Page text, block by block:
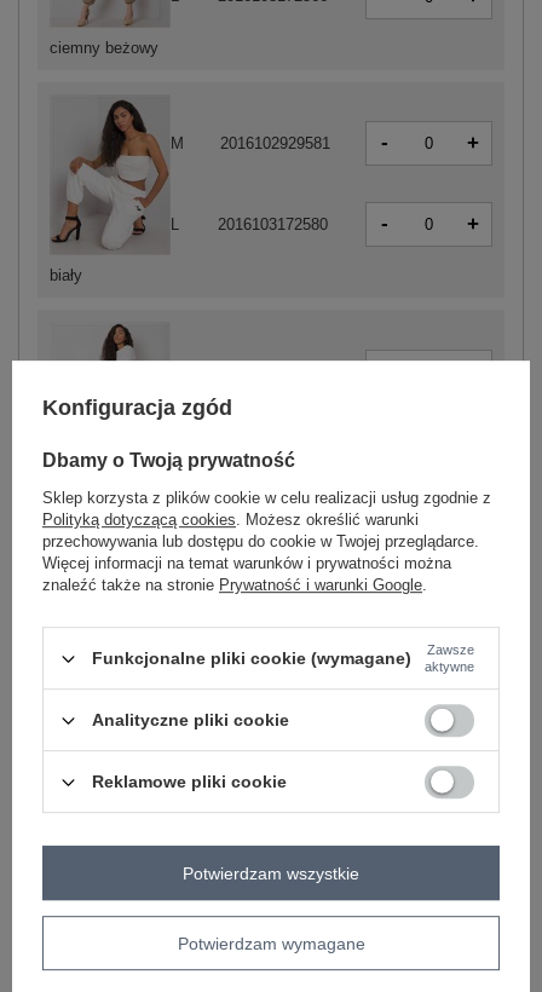
biały
M 2016102929581 - +
2016103172580 - +
szary
L 2016103172573
ciemny beżowy
ZALOGUJ SIĘ I ZOBACZ CENĘ
Masz pytanie? Chętnie pomożemy.
Zadzwoń+48 601 547 740 Zadaj pytanie
EX MODA
dominujący
casual sportowy
okazja
codzienne
długa
Konfiguracja zgód
Dbamy o Twoją prywatność
Sklep korzysta z plików cookie w celu realizacji usług zgodnie z
Polityką dotyczącą cookies. Możesz określić warunki
przechowywania lub dostępu do cookie w Twojej przeglądarce.
Więcej informacji na temat warunków i prywatności można
znaleźć także na stronie Prywatność i warunki Google.
Funkcjonalne pliki cookie (wymagane)
Zawsze
aktywne
Analityczne pliki cookie
Reklamowe pliki cookie
Potwierdzam wymagane
Potwierdzam wszystkie